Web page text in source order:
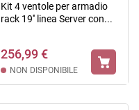
Kit 4 ventole per armadio
rack 19'' linea Server con...
256,99 €
NON DISPONIBILE